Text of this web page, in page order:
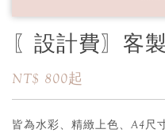
〖設計費〗客
NT$ 800起
皆為水彩、精緻上色、A4尺